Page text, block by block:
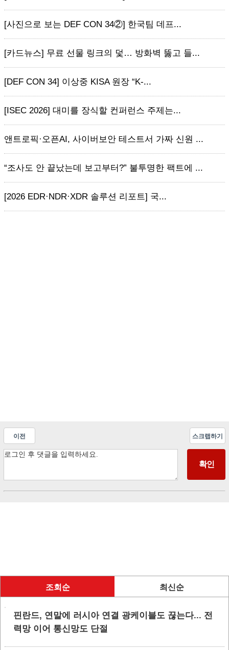
[사진으로 보는 DEF CON 34②] 한국팀 데프...
[카드뉴스] 무료 선물 링크의 덫… 방화벽 뚫고 들...
[DEF CON 34] 이상중 KISA 원장 “K-...
[ISEC 2026] 대미를 장식할 컨퍼런스 주제는...
앤트로픽·오픈AI, 사이버보안 테스트서 가짜 신원 ...
“조사도 안 끝났는데 보고부터?” 불투명한 팩트에 ...
[2026 EDR·NDR·XDR 솔루션 리포트] 국...
이전 스크랩하기
조회순 최신순
핀란드, 연말에 러시아 연결 광케이블도 끊는다... 전
력망 이어 통신망도 단절